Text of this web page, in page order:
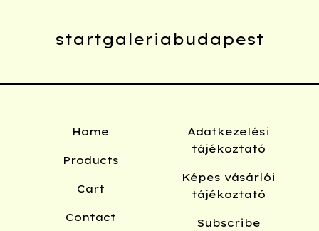
startgaleriabudapest
Home
Products
Cart
Contact
Adatkezelési
tájékoztató
Képes vásárlói
tájékoztató
Subscribe